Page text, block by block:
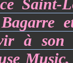
Saint-
à son